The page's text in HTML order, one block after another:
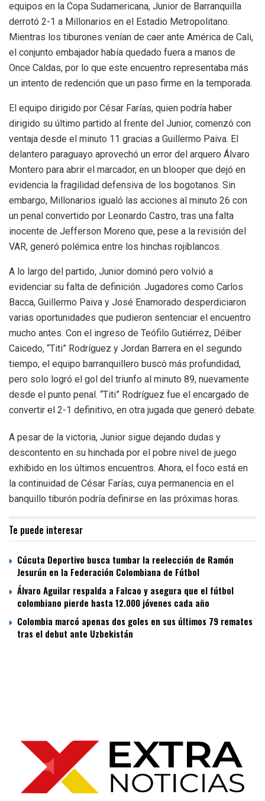
equipos en la Copa Sudamericana, Junior de Barranquilla
derrotó 2-1 a Millonarios en el Estadio Metropolitano.
Mientras los tiburones venían de caer ante América de Cali,
el conjunto embajador había quedado fuera a manos de
Once Caldas, por lo que este encuentro representaba más
un intento de redención que un paso firme en la temporada.
El equipo dirigido por César Farías, quien podría haber
dirigido su último partido al frente del Junior, comenzó con
ventaja desde el minuto 11 gracias a Guillermo Paiva. El
delantero paraguayo aprovechó un error del arquero Álvaro
Montero para abrir el marcador, en un blooper que dejó en
evidencia la fragilidad defensiva de los bogotanos. Sin
embargo, Millonarios igualó las acciones al minuto 26 con
un penal convertido por Leonardo Castro, tras una falta
inocente de Jefferson Moreno que, pese a la revisión del
VAR, generó polémica entre los hinchas rojiblancos.
A lo largo del partido, Junior dominó pero volvió a
evidenciar su falta de definición. Jugadores como Carlos
Bacca, Guillermo Paiva y José Enamorado desperdiciaron
varias oportunidades que pudieron sentenciar el encuentro
mucho antes. Con el ingreso de Teófilo Gutiérrez, Déiber
Caicedo, “Titi” Rodríguez y Jordan Barrera en el segundo
tiempo, el equipo barranquillero buscó más profundidad,
pero solo logró el gol del triunfo al minuto 89, nuevamente
desde el punto penal. “Titi” Rodríguez fue el encargado de
convertir el 2-1 definitivo, en otra jugada que generó debate.
A pesar de la victoria, Junior sigue dejando dudas y
descontento en su hinchada por el pobre nivel de juego
exhibido en los últimos encuentros. Ahora, el foco está en
la continuidad de César Farías, cuya permanencia en el
banquillo tiburón podría definirse en las próximas horas.
Te puede interesar
Cúcuta Deportivo busca tumbar la reelección de Ramón
Jesurún en la Federación Colombiana de Fútbol
Álvaro Aguilar respalda a Falcao y asegura que el fútbol
colombiano pierde hasta 12.000 jóvenes cada año
Colombia marcó apenas dos goles en sus últimos 79 remates
tras el debut ante Uzbekistán